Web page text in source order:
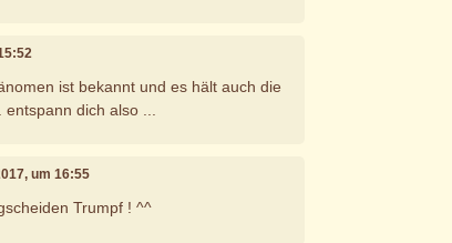
ist bekannt und es hält auch die
dich also ...
um 16:55
Trumpf ! ^^